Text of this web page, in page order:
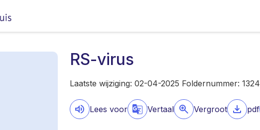
RS-virus
Laatste wijziging: 02-04-2025 Foldernummer: 1324
Lees voor Vertaal Vergroot pdf